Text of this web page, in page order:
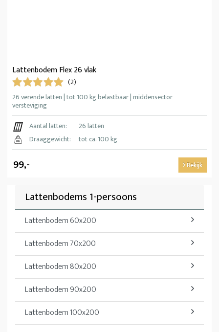
Lattenbodem Flex 26 vlak
(2)
26 verende latten | tot 100 kg belastbaar | middensector
versteviging
Aantal latten:
26 latten
Draaggewicht:
tot ca. 100 kg
99,- Bekijk
Lattenbodems 1-persoons
Lattenbodem 60x200
Lattenbodem 70x200
Lattenbodem 80x200
Lattenbodem 90x200
Lattenbodem 100x200